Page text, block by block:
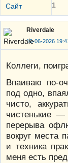
Сайт 1
Riverdale
10-06-2026
Коллеги,
Впаиваю по-
под одно,
чисто,
чистенькие
перерыва
вокруг места
и техника
меня есть